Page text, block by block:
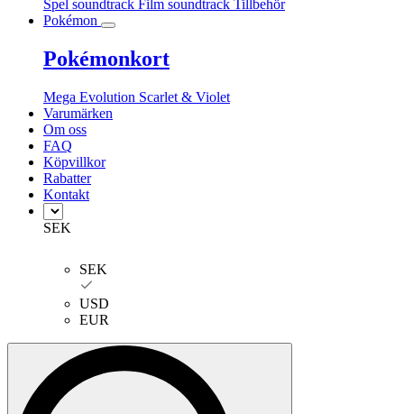
Spel soundtrack Film soundtrack Tillbehör
Pokémon
Pokémonkort
Mega Evolution Scarlet & Violet
Varumärken
Om oss
FAQ
Köpvillkor
Rabatter
Kontakt
SEK
SEK
USD
EUR